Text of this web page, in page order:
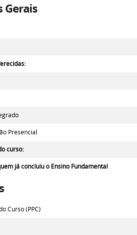
Gerais
Presencial
curso:
já concluiu o Ensino Fundamental
Curso (PPC)